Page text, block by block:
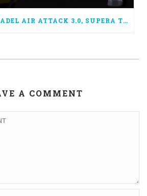
NUEVAS WINGPADEL AIR ATTACK 3.0, SUPERA TUS LÍMITES
A COMMENT